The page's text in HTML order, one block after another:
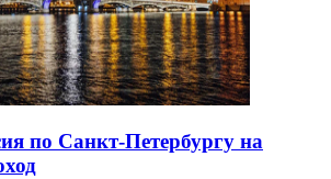
по Санкт-Петербургу на